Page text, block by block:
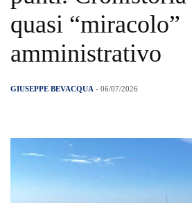
quasi “miracolo”
amministrativo
GIUSEPPE BEVACQUA - 06/07/2026